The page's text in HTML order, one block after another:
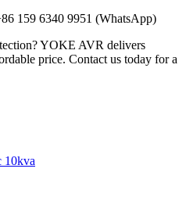
159 6340 9951 (WhatsApp)
YOKE AVR delivers
price. Contact us today for a
10kva